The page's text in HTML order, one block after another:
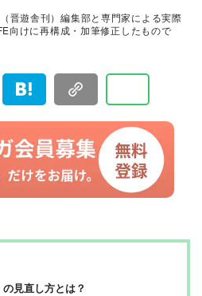
当に良いもの」と「お役立ち情報」を厳
届け。編集長・高橋咲彩を中心に、11
晋遊舎刊）編集部と専門家による実際
向けに再構成・加筆修正したもので
見直し方とは？